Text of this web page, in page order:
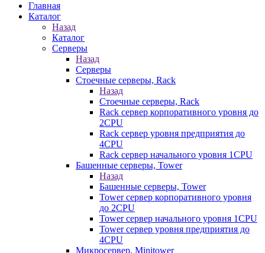
Главная
Каталог
Назад
Каталог
Серверы
Назад
Серверы
Стоечные серверы, Rack
Назад
Стоечные серверы, Rack
Rack сервер корпоративного уровня до
2CPU
Rack сервер уровня предприятия до
4CPU
Rack сервер начального уровня 1CPU
Башенные серверы, Tower
Назад
Башенные серверы, Tower
Tower сервер корпоративного уровня
до 2CPU
Tower сервер начального уровня 1CPU
Tower сервер уровня предприятия до
4CPU
Микросервер, Minitower